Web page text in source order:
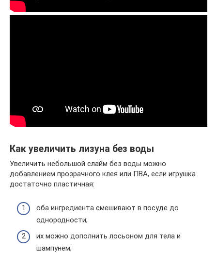
Как увеличить лизуна без воды
Увеличить небольшой слайм без воды можно
добавлением прозрачного клея или ПВА, если игрушка
достаточно пластичная:
оба ингредиента смешивают в посуде до
однородности;
их можно дополнить лосьоном для тела и
шампунем;